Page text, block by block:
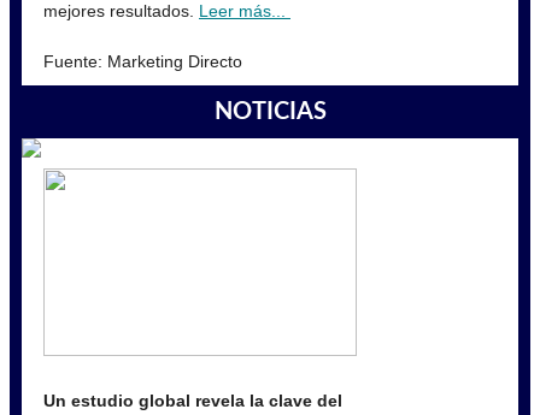
mejores resultados. Leer más...
Fuente: Marketing Directo
NOTICIAS
Un estudio global revela la clave del